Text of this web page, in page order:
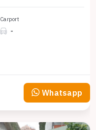
Carport
-
Whatsapp